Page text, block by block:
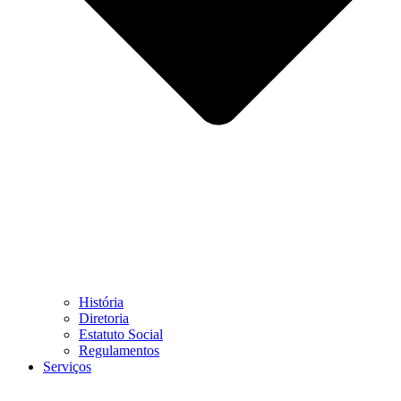
História
Diretoria
Estatuto Social
Regulamentos
Serviços